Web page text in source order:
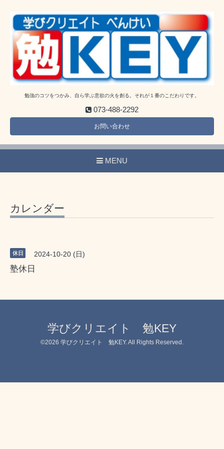
勉強のコツをつかみ、自ら学ぶ意欲の火を創る。それが１番のこだわりです。
073-488-2292
お問い合わせ
MENU
カレンダー
休日 2024-10-20 (日)
塾休日
学びクリエイト 勉KEY
©2026 学びクリエイト 勉KEY. All Rights Reserved.